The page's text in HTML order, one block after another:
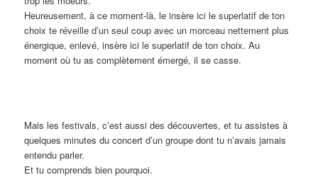
Heureusement, à ce moment-là, le insère ici le superlatif de ton
choix te réveille d’un seul coup avec un morceau nettement plus
énergique, enlevé, insère ici le superlatif de ton choix. Au
moment où tu as complètement émergé, il se casse.
Mais les festivals, c’est aussi des découvertes, et tu assistes à
quelques minutes du concert d’un groupe dont tu n’avais jamais
entendu parler.
Et tu comprends bien pourquoi.